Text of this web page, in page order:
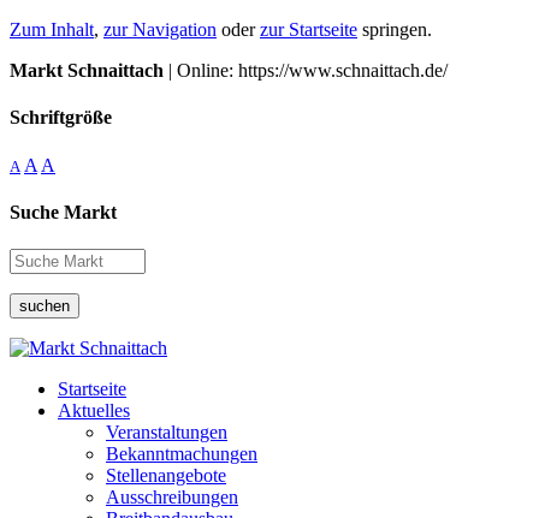
Zum Inhalt, zur Navigation oderzur Startseite springen.
Markt Schnaittach | Online: https://www.schnaittach.de/
Schriftgröße
A A A
Suche Markt
suchen
Startseite
Aktuelles
Veranstaltungen
Bekanntmachungen
Stellenangebote
Ausschreibungen